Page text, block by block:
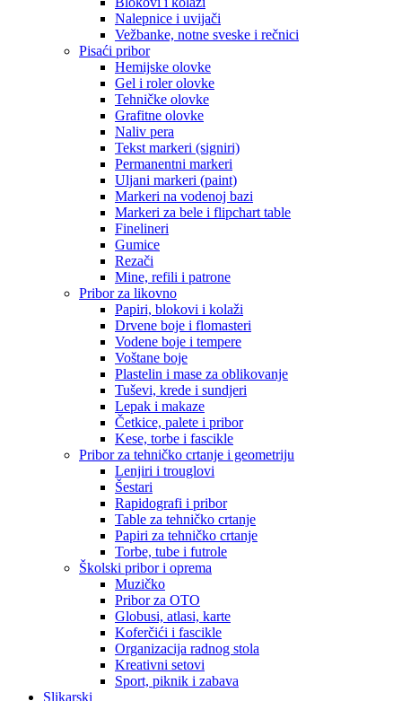
Nalepnice i uvijači
Vežbanke, notne sveske i rečnici
Pisaći pribor
Hemijske olovke
Gel i roler olovke
Tehničke olovke
Grafitne olovke
Naliv pera
Tekst markeri (signiri)
Permanentni markeri
Uljani markeri (paint)
Markeri na vodenoj bazi
Markeri za bele i flipchart table
Finelineri
Gumice
Rezači
Mine, refili i patrone
Pribor za likovno
Papiri, blokovi i kolaži
Drvene boje i flomasteri
Vodene boje i tempere
Voštane boje
Plastelin i mase za oblikovanje
Tuševi, krede i sundjeri
Lepak i makaze
Četkice, palete i pribor
Kese, torbe i fascikle
Pribor za tehničko crtanje i geometriju
Lenjiri i trouglovi
Šestari
Rapidografi i pribor
Table za tehničko crtanje
Papiri za tehničko crtanje
Torbe, tube i futrole
Školski pribor i oprema
Muzičko
Pribor za OTO
Globusi, atlasi, karte
Koferčići i fascikle
Organizacija radnog stola
Kreativni setovi
Sport, piknik i zabava
Slikarski